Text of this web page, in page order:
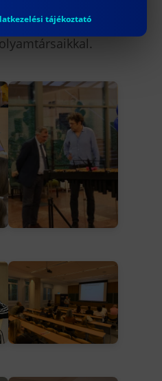
egykori
tájékoztató